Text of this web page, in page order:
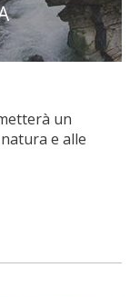
un
e alle